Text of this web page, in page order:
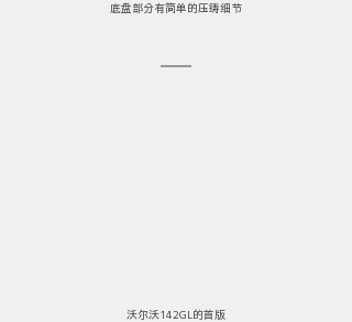
底盘部分有简单的压铸细节
沃尔沃142GL的首版